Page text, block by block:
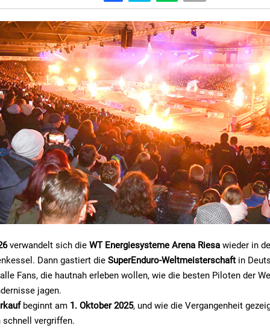
verwandelt sich dieWT Energiesysteme Arena Riesa wieder in
Dann gastiert dieSuperEnduro-Weltmeisterschaft in
Fans, die hautnah erleben wollen, wie die besten Piloten der
jagen.
beginnt am 1. Oktober 2025, und wie die Vergangenheit
schnell vergriffen.